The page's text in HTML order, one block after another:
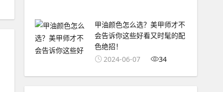
甲油颜色怎么选？美甲师才不
会告诉你这些好看又时髦的配
色绝招！
2024-06-07
34